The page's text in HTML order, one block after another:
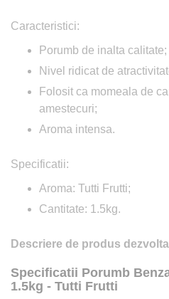
Caracteristici:
Porumb de inalta calitate;
Nivel ridicat de
Folosit ca momeala de
amestecuri;
Aroma intensa.
Specificatii:
Aroma: Tutti Frutti;
Cantitate: 1.5kg.
Descriere de produs
Specificatii Porumb
1.5kg - Tutti Frutti